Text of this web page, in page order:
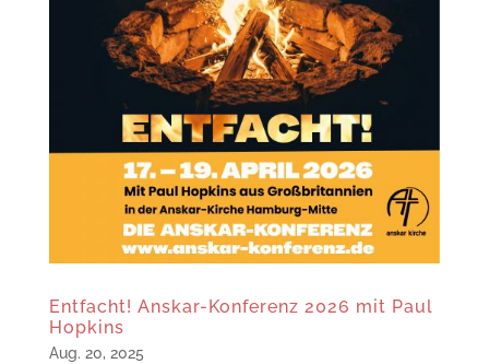
Entfacht! Anskar-Konferenz 2026 mit Paul
Hopkins
Aug. 20, 2025